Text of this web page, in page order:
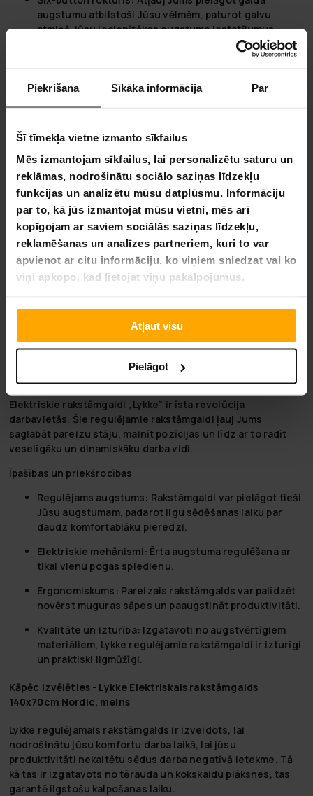
Piekrišana Sīkāka informācija Par
Šī tīmekļa vietne izmanto sīkfailus
Mēs izmantojam sīkfailus, lai personalizētu saturu un
reklāmas, nodrošinātu sociālo saziņas līdzekļu
funkcijas un analizētu mūsu datplūsmu. Informāciju
par to, kā jūs izmantojat mūsu vietni, mēs arī
kopīgojam ar saviem sociālās saziņas līdzekļu,
reklamēšanas un analīzes partneriem, kuri to var
apvienot ar citu informāciju, ko viņiem sniedzat vai ko
viņi apkopo, kad lietojat viņu pakalpojumus.
Atļaut visu
Pielāgot
augstumu atbilstoši Jūsu vēlmēm, paturot galvu
atmiņā Jūsu iecienītākos augstuma iestatījumus.
Spēj noturēt līdz pat 80kg, nodrošinot
garantē, ka produkts atbilst visām nepieciešamajām
augstuma regulēšanu, kas nesatrauc Jūsu darba
ritmu.
Lykke - Kur Inovacijos Susitinka su Paprastumu
Atraskite džiaugsmą paprastoje, inovatyvioje namų
aplinkoje su Lykke. Mūsų misija yra iš naujo apibrėžti namų
patobulinimą ir elektroniką, padaryti jį lengvesnį ir
malonesnį, kad būtų lengviau atnaujinti jūsų gyvenamąją
erdvę. Nuo draugiškų naudotojui savitarnos įrankių iki
naujausių namų technologijų, mes siūlome protingus
taptų ateities namais. Su Lykke, jūsų kitas projektas nėra tik
užduotis; tai yra galimybė inovuoti savo erdvę ir
supaprastinti savo gyvenimą.
Elektriskie rakstāmgaldi „Lykke” ir īsta revolūcija
darbavietās. Šie regulējamie rakstāmgaldi ļauj Jums
saglabāt pareizu stāju, mainīt pozīcijas un līdz ar to radīt
veselīgāku un dinamiskāku darba vidi.
Īpašības un priekšrocības
Regulējams augstums: Rakstāmgaldi var pielāgot tieši
Jūsu augstumam, padarot ilgu sēdēšanas laiku par
daudz komfortablāku pieredzi.
Elektriskie mehānismi: Ērta augstuma regulēšana ar
tikai vienu pogas spiedienu.
Ergonomiskums: Pareizais rakstāmgalds var palīdzēt
novērst muguras sāpes un paaugstināt produktivitāti.
Kvalitāte un izturība: Izgatavoti no augstvērtīgiem
materiāliem, Lykke regulējamie rakstāmgaldi ir izturīgi
un praktiski ilgmūžīgi.
Kāpēc izvēlēties - Lykke Elektriskais rakstāmgalds
140x70cm Nordic, melns
Lykke regulējamais rakstāmgalds ir izveidots, lai
nodrošinātu jūsu komfortu darba laikā, lai jūsu
produktivitāti nekaitētu sēdus darba negatīvā ietekme. Tā
kā tas ir izgatavots no tērauda un kokskaidu plāksnes, tas
garantē ilgstošu kalpošanas laiku.